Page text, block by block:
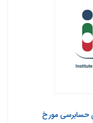
حسابرسی مورخ